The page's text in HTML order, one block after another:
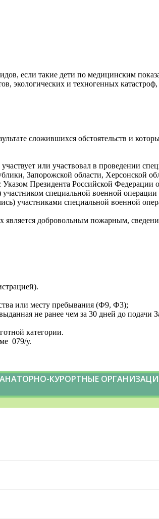
если такие дети по медицинским
и техногенных
сложившихся обстоятельств и
или участвовал в проведении
Запорожской области, Херсонской
Президента Российской
специальной военной
участниками специальной военной
является добровольным пожарным,
или месту пребывания (Ф9, Ф3);
не ранее чем за 30 дней до подачи
категории.
079/у.
КУРОРТНЫЕ